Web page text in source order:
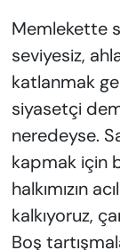
Memlekette
seviyesiz,
katlanmak
siyasetçi
neredeyse.
kapmak için
halkımızın
kalkıyoruz,
Boş